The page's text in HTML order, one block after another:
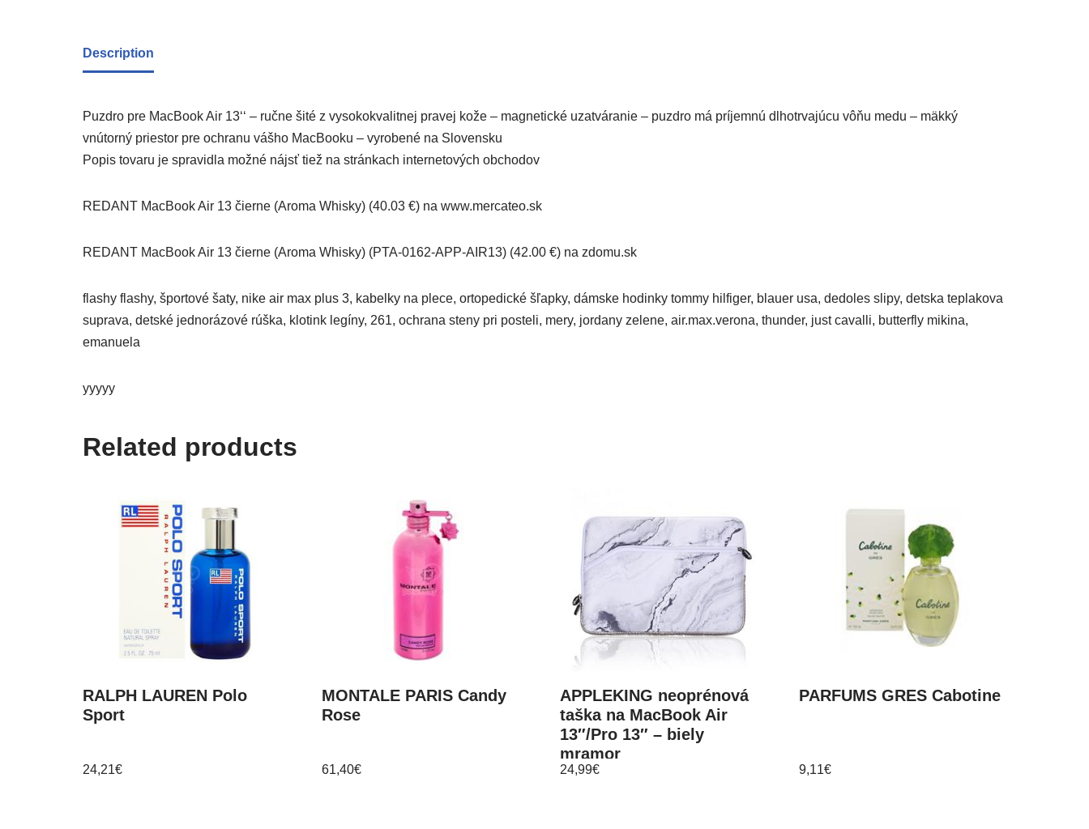
Description
Puzdro pre MacBook Air 13‘‘ – ručne šité z vysokokvalitnej pravej kože – magnetické uzatváranie – puzdro má príjemnú dlhotrvajúcu vôňu medu – mäkký
vnútorný priestor pre ochranu vášho MacBooku – vyrobené na Slovensku
Popis tovaru je spravidla možné nájsť tiež na stránkach internetových obchodov
REDANT MacBook Air 13 čierne (Aroma Whisky) (40.03 €) na www.mercateo.sk
REDANT MacBook Air 13 čierne (Aroma Whisky) (PTA-0162-APP-AIR13) (42.00 €) na zdomu.sk
flashy flashy, športové šaty, nike air max plus 3, kabelky na plece, ortopedické šľapky, dámske hodinky tommy hilfiger, blauer usa, dedoles slipy, detska teplakova
suprava, detské jednorázové rúška, klotink legíny, 261, ochrana steny pri posteli, mery, jordany zelene, air.max.verona, thunder, just cavalli, butterfly mikina,
emanuela
yyyyy
Related products
RALPH LAUREN Polo
Sport
24,21€
MONTALE PARIS Candy
Rose
61,40€
APPLEKING neoprénová
taška na MacBook Air
13″/Pro 13″ – biely
mramor
24,99€
PARFUMS GRES Cabotine
9,11€